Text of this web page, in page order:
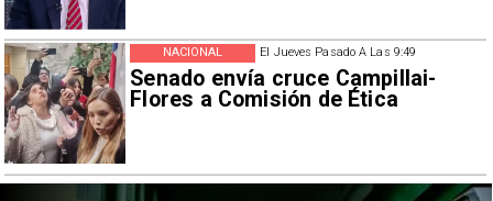
El Jueves Pasado A Las 9:49
Senado envía cruce Campillai-
Flores a Comisión de Ética
NACIONAL